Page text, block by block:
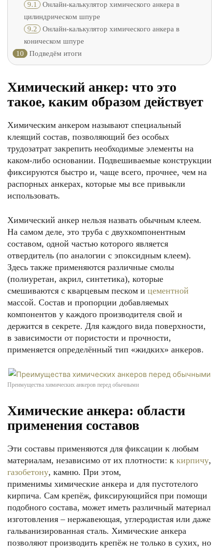
9.1 Онлайн-калькулятор химического анкера в
цилиндрическом шпуре
9.2 Онлайн-калькулятор химического анкера в
коническом шпуре
10
Подведём итоги
Химический анкер: что это
такое, каким образом действует
Химическим анкером называют специальный
клеящий состав, позволяющий без особых
трудозатрат закрепить необходимые элементы на
каком-либо основании. Подвешиваемые конструкции
фиксируются быстро и, чаще всего, прочнее, чем на
распорных анкерах, которые мы все привыкли
использовать.
Химический анкер нельзя назвать обычным клеем.
На самом деле, это труба с двухкомпонентным
составом, одной частью которого является
отвердитель (по аналогии с эпоксидным клеем).
Здесь также применяются различные смолы
(полиуретан, акрил, синтетика), которые
смешиваются с кварцевым песком и цементной
массой. Состав и пропорции добавляемых
компонентов у каждого производителя свой и
держится в секрете. Для каждого вида поверхности,
в зависимости от пористости и прочности,
применяется определённый тип «жидких» анкеров.
Преимущества химических анкеров перед обычными
Химические анкера: области
применения составов
Эти составы применяются для фиксации к любым
материалам, независимо от их плотности: к кирпичу,
газобетону, камню. При этом,
применимы химические анкера и для пустотелого
кирпича. Сам крепёж, фиксирующийся при помощи
подобного состава, может иметь различный материал
изготовления – нержавеющая, углеродистая или даже
гальванизированная сталь. Химические анкера
позволяют производить крепёж не только в сухих, но